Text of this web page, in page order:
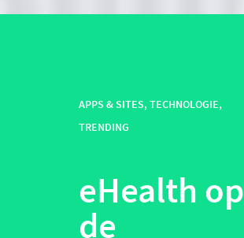
APPS & SITES,TECHNOLOGIE,
TRENDING
eHealth op
de